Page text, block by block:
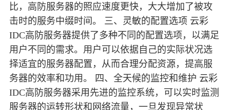
比，高防服务器的照应速度更快，大大增加了被攻
击时的服务中缀时间。 三、灵敏的配置选项 云彩
IDC高防服务器提供了多种不同的配置选项，以满足
用户不同的需求。用户可以依据自己的实际状况选
择适宜的服务器配置，从而合理分配资源，提高服
务器的效率和功用。 四、全天候的监控和维护 云彩
IDC高防服务器采用先进的监控系统，可以实时监测
服务器的运转形状和网络流量，一旦发现异常状